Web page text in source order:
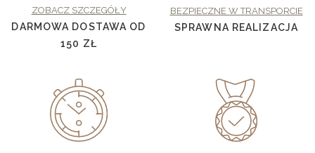
ZOBACZ SZCZEGÓŁY
DARMOWA DOSTAWA OD
150 ZŁ
BEZPIECZNE W TRANSPORCIE
SPRAWNA REALIZACJA